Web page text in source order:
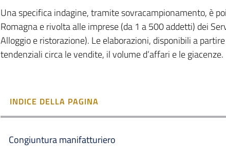
Una specifica indagine, tramite sovracampionamento, è
Romagna e rivolta alle imprese (da 1 a 500 addetti) dei
Alloggio e ristorazione). Le elaborazioni, disponibili a
tendenziali circa le vendite, il volume d’affari e le giacenze.
INDICE DELLA PAGINA
Congiuntura manifatturiero